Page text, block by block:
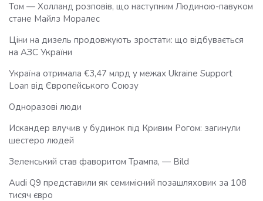
Том — Холланд розповів, що наступним Людиною-павуком
стане Майлз Моралес
Ціни на дизель продовжують зростати: що відбувається
на АЗС України
Україна отримала €3,47 млрд у межах Ukraine Support
Loan від Європейського Союзу
Одноразові люди
Искандер влучив у будинок під Кривим Рогом: загинули
шестеро людей
Зеленський став фаворитом Трампа, — Bild
Audi Q9 представили як семимісний позашляховик за 108
тисяч євро